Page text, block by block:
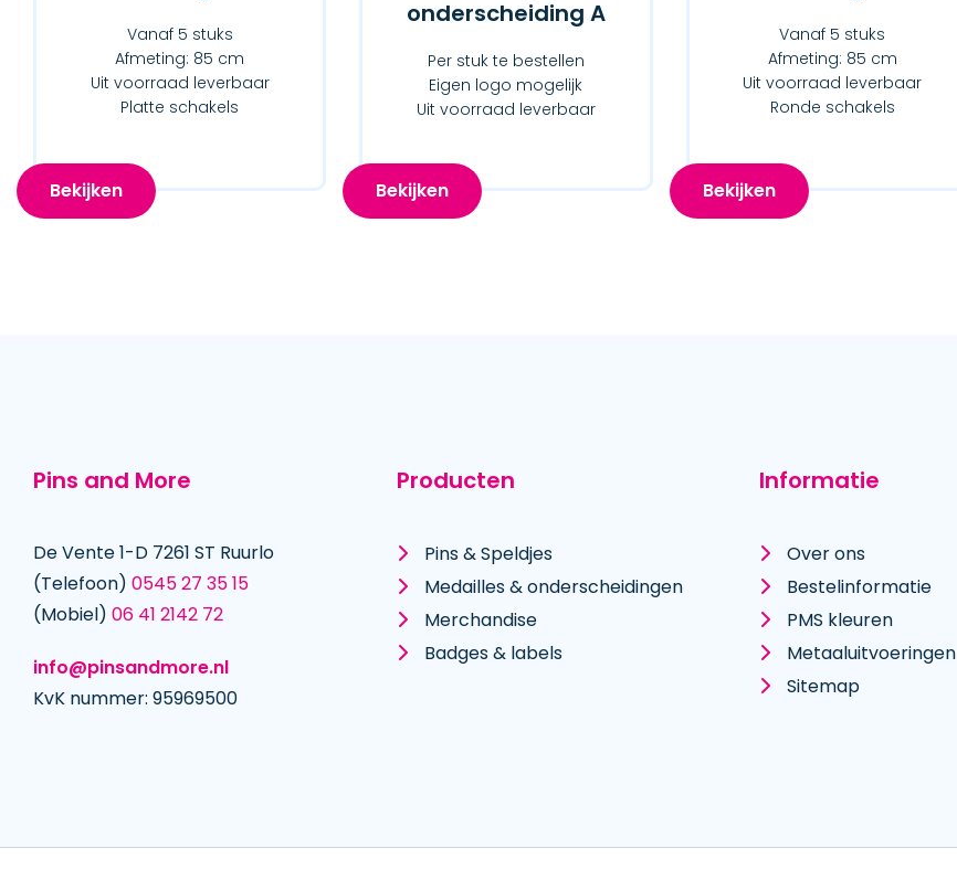
Vanaf 5 stuks
Afmeting: 85 cm
Uit voorraad leverbaar
Platte schakels
Bekijken
onderscheiding A
Per stuk te bestellen
Eigen logo mogelijk
Uit voorraad leverbaar
Bekijken
Vanaf 5 stuks
Afmeting: 85 cm
Uit voorraad leverbaar
Ronde schakels
Bekijken
Pins and More
De Vente 1-D 7261 ST Ruurlo
(Telefoon) 0545 27 35 15
(Mobiel) 06 41 2142 72
info@pinsandmore.nl
KvK nummer: 95969500
Producten
Pins & Speldjes
Medailles & onderscheidingen
Merchandise
Badges & labels
Informatie
Over ons
Bestelinformatie
PMS kleuren
Metaal­uitvoeringen
Sitemap